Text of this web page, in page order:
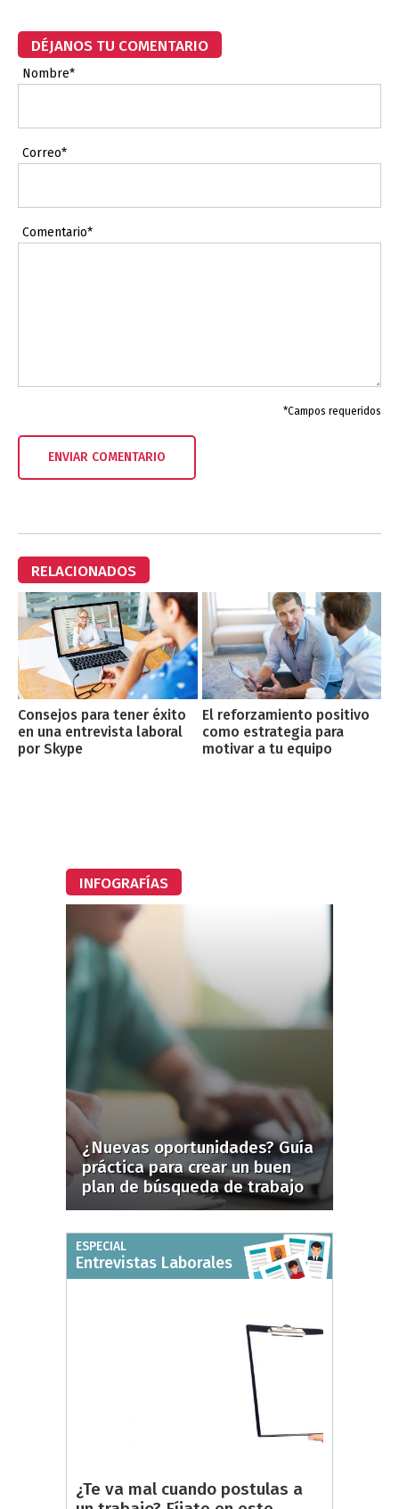
DÉJANOS TU COMENTARIO
Nombre*
Correo*
Comentario*
*Campos requeridos
RELACIONADOS
Consejos para tener éxito
en una entrevista laboral
por Skype
El reforzamiento positivo
como estrategia para
motivar a tu equipo
INFOGRAFÍAS
¿Nuevas oportunidades? Guía
práctica para crear un buen
plan de búsqueda de trabajo
ESPECIAL
Entrevistas Laborales
¿Te va mal cuando postulas a